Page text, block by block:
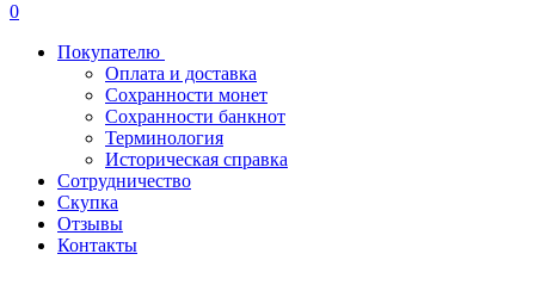
0
Покупателю
Оплата и доставка
Сохранности монет
Сохранности банкнот
Терминология
Историческая справка
Сотрудничество
Скупка
Отзывы
Контакты